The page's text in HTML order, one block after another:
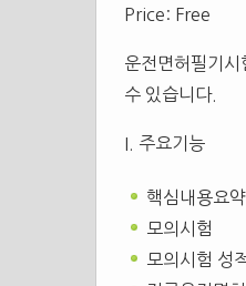
Price: Free
운전면허필기
수 있습니다.
I. 주요기능
핵심내용요약
모의시험
모의시험 성